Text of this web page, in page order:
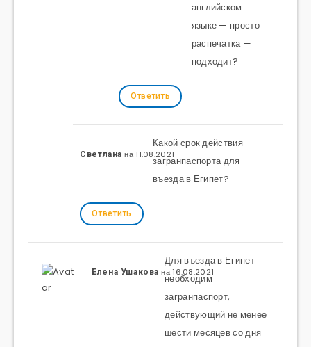
английском
языке — просто
распечатка —
подходит?
Ответить
Светлана на 11.08.2021
Какой срок действия
загранпаспорта для
въезда в Египет?
Ответить
Елена Ушакова на 16.08.2021
Для въезда в Египет
необходим
загранпаспорт,
действующий не менее
шести месяцев со дня